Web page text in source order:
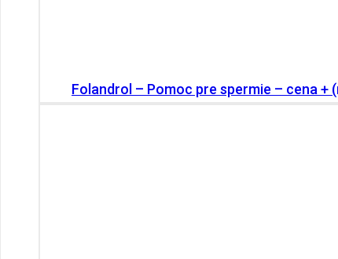
Folandrol – Pomoc pre spermie – cena +